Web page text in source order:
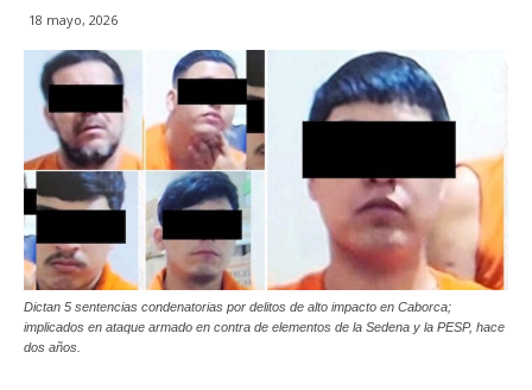
18 mayo, 2026
Dictan 5 sentencias condenatorias por delitos de alto impacto en Caborca;
implicados en ataque armado en contra de elementos de la Sedena y la PESP, hace
dos años.